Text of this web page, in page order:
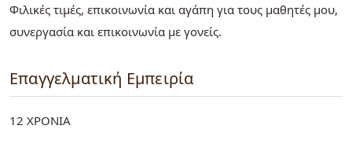
Φιλικές τιμές, επικοινωνία και αγάπη για τους μαθητές μου,
συνεργασία και επικοινωνία με γονείς.
Επαγγελματική Εμπειρία
12 ΧΡΟΝΙΑ